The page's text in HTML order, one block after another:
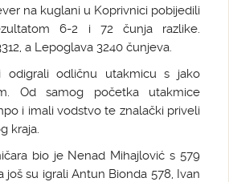
na kuglani u Koprivnici pobijedili
6-2 i 72 čunja razlike.
a Lepoglava 3240 čunjeva.
odigrali odličnu utakmicu s jako
Od samog početka utakmice
i imali vodstvo te znalački priveli
kraja.
bio je Nenad Mihajlović s 579
još su igrali Antun Bionda 578, Ivan